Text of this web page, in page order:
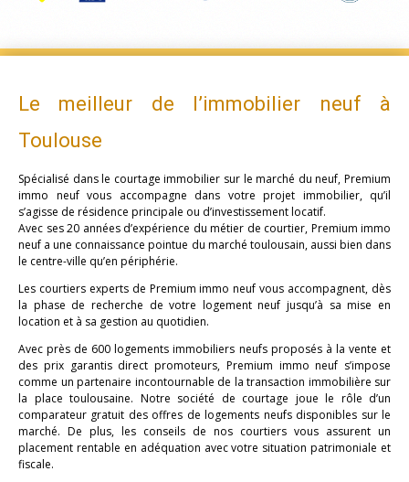
Le meilleur de l’immobilier neuf à
Toulouse
Spécialisé dans le courtage immobilier sur le marché du neuf, Premium
immo neuf vous accompagne dans votre projet immobilier, qu’il
s’agisse de résidence principale ou d’investissement locatif.
Avec ses 20 années d’expérience du métier de courtier, Premium immo
neuf a une connaissance pointue du marché toulousain, aussi bien dans
le centre-ville qu’en périphérie.
Les courtiers experts de Premium immo neuf vous accompagnent, dès
la phase de recherche de votre logement neuf jusqu’à sa mise en
location et à sa gestion au quotidien.
Avec près de 600 logements immobiliers neufs proposés à la vente et
des prix garantis direct promoteurs, Premium immo neuf s’impose
comme un partenaire incontournable de la transaction immobilière sur
la place toulousaine. Notre société de courtage joue le rôle d’un
comparateur gratuit des offres de logements neufs disponibles sur le
marché. De plus, les conseils de nos courtiers vous assurent un
placement rentable en adéquation avec votre situation patrimoniale et
fiscale.